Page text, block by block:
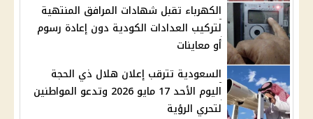
الكهرباء تقبل شهادات المرافق المنتهية
لتركيب العدادات الكودية دون إعادة رسوم
أو معاينات
السعودية تترقب إعلان هلال ذي الحجة
اليوم الأحد 17 مايو 2026 وتدعو المواطنين
لتحري الرؤية